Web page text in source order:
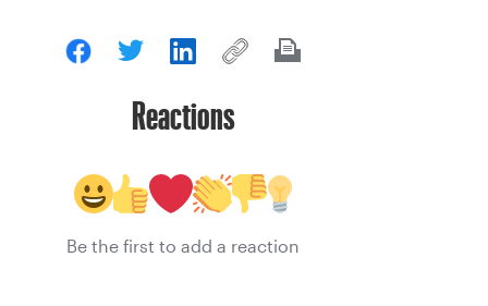
Reactions
Be the first to add a reaction